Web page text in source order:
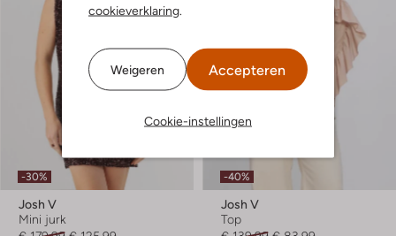
cookieverklaring.
Weigeren Accepteren
Cookie-instellingen
-30%
Josh V
Mini jurk
-40%
Josh V
Top